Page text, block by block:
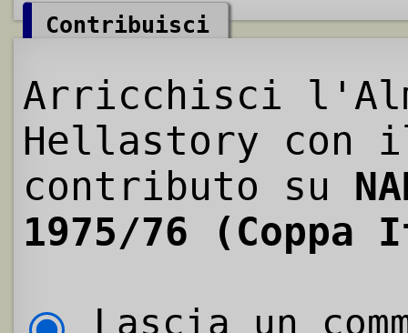
Contribuisci
Arricchisci
Hellastory con
contributo su
1975/76
Lascia un